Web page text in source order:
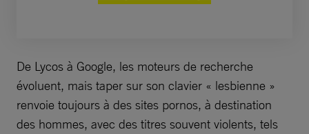
De Lycos à Google, les moteurs de recherche
évoluent, mais taper sur son clavier « lesbienne »
renvoie toujours à des sites pornos, à destination
des hommes, avec des titres souvent violents, tels